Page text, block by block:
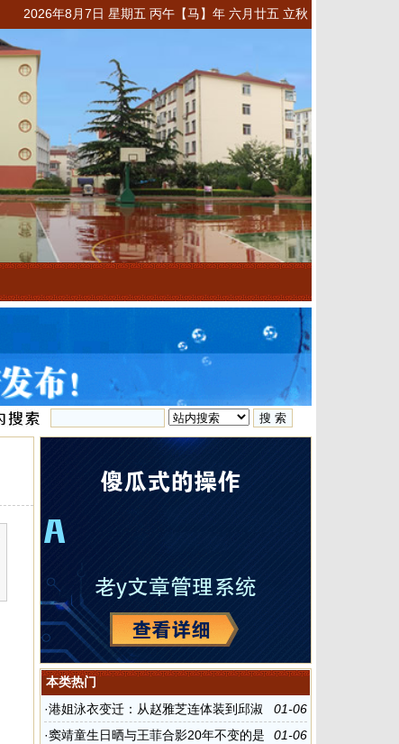
2026年8月7日 星期五 丙午【马】年 六月廿五 立秋
本类热门
01-06
·港姐泳衣变迁：从赵雅芝连体装到邱淑
贞三点式
01-06
·窦靖童生日晒与王菲合影20年不变的是